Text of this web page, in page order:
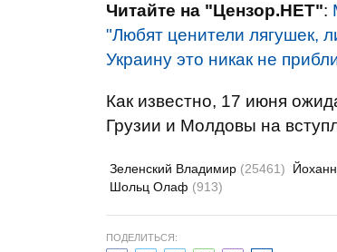
Читайте на "Цензор.НЕТ":
"Любят ценители лягушек,
Украину это никак не
Как известно, 17 июня
Грузии и Молдовы на
Зеленский Владимир (25461)
Шольц Олаф (913)
ПОДЕЛИТЬСЯ: